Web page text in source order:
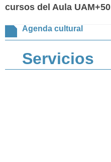
cursos del Aula UAM+50
Agenda cultural
Servicios